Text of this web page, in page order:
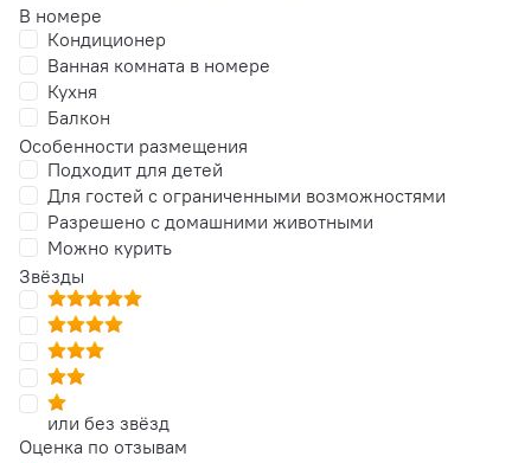
В номере
Кондиционер
Ванная комната в номере
Кухня
Балкон
Особенности размещения
Подходит для детей
Для гостей с ограниченными возможностями
Разрешено с домашними животными
Можно курить
Звёзды
или без звёзд
Оценка по отзывам